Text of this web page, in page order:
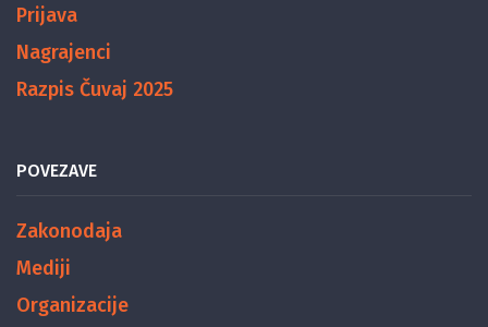
Prijava
Nagrajenci
Razpis Čuvaj 2025
POVEZAVE
Zakonodaja
Mediji
Organizacije